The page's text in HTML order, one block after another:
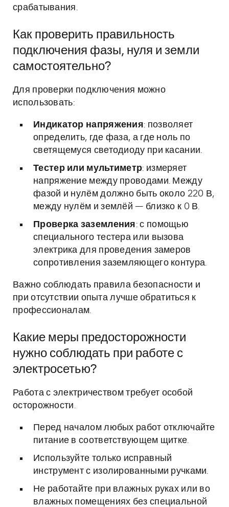
срабатывания.
Как проверить правильность
подключения фазы, нуля и земли
самостоятельно?
Для проверки подключения можно
использовать:
Индикатор напряжения: позволяет
определить, где фаза, а где ноль по
светящемуся светодиоду при касании.
Тестер или мультиметр: измеряет
напряжение между проводами. Между
фазой и нулём должно быть около 220 В,
между нулём и землёй — близко к 0 В.
Проверка заземления: с помощью
специального тестера или вызова
электрика для проведения замеров
сопротивления заземляющего контура.
Важно соблюдать правила безопасности и
при отсутствии опыта лучше обратиться к
профессионалам.
Какие меры предосторожности
нужно соблюдать при работе с
электросетью?
Работа с электричеством требует особой
осторожности.
Перед началом любых работ отключайте
питание в соответствующем щитке.
Используйте только исправный
инструмент с изолированными ручками.
Не работайте при влажных руках или во
влажных помещениях без специальной